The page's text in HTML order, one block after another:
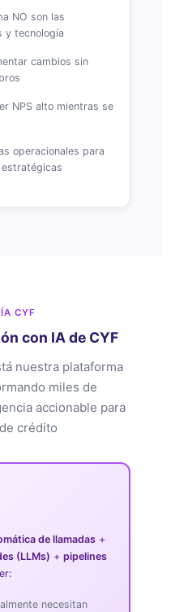
NO son las
y tecnología
cambios sin
NPS alto mientras se
operacionales para
CYF
con IA de CYF
nuestra plataforma
miles de
accionable para
crédito
de llamadas +
(LLMs) + pipelines
necesitan